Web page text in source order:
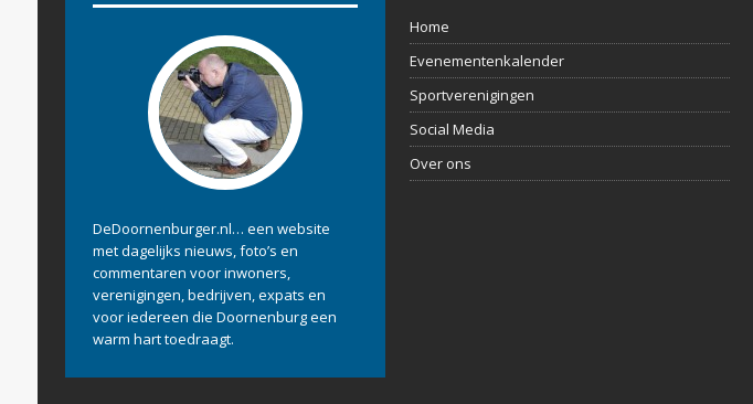
DeDoornenburger.nl… een website
met dagelijks nieuws, foto’s en
commentaren voor inwoners,
verenigingen, bedrijven, expats en
voor iedereen die Doornenburg een
warm hart toedraagt.
Home
Evenementenkalender
Sportverenigingen
Social Media
Over ons